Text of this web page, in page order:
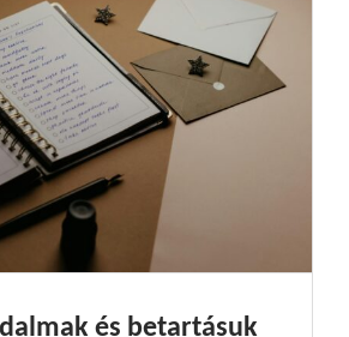
és betartásuk